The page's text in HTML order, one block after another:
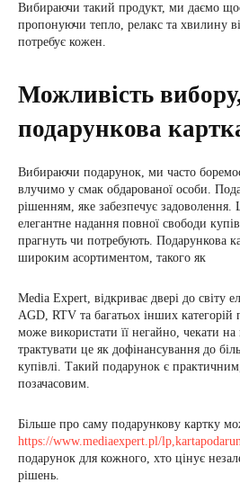
Вибираючи такий продукт, ми даємо
пропонуючи тепло, релакс та хвилину
потребує кожен.
Можливість
подарункова
Вибираючи подарунок, ми часто
влучимо у смак обдарованої особи.
рішенням, яке забезпечує
елегантне надання повної свободи
прагнуть чи потребують. Подарункова
широким асортиментом, такого як
Media Expert, відкриває двері до світу
AGD, RTV та багатьох інших категорій
може використати її негайно, чекати
трактувати це як дофінансування до
купівлі. Такий подарунок є
позачасовим.
Більше про саму подарункову картку
https://www.mediaexpert.pl/
подарунок для кожного, хто цінує
рішень.